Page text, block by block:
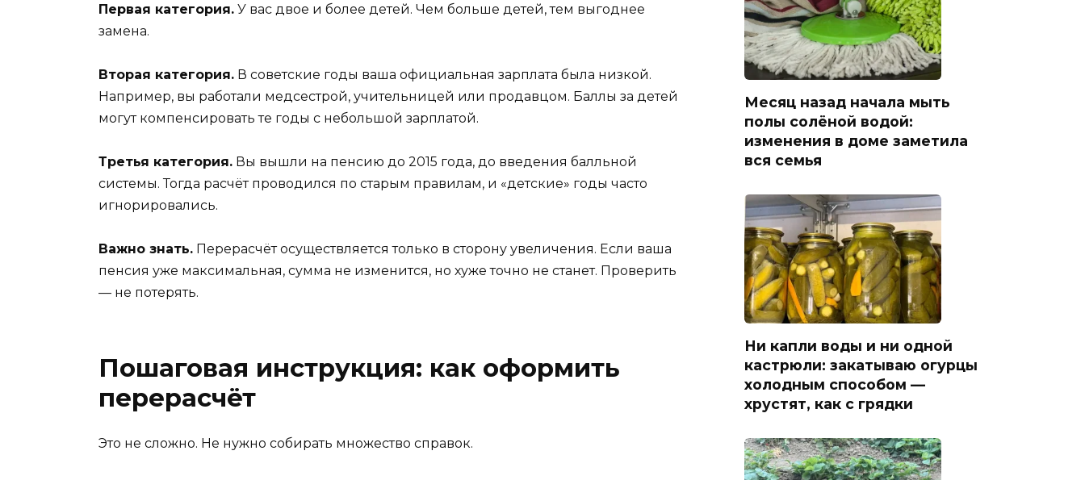
Первая категория. У вас двое и более детей. Чем больше детей, тем выгоднее
замена.
Вторая категория. В советские годы ваша официальная зарплата была низкой.
Например, вы работали медсестрой, учительницей или продавцом. Баллы за детей
могут компенсировать те годы с небольшой зарплатой.
Третья категория. Вы вышли на пенсию до 2015 года, до введения балльной
системы. Тогда расчёт проводился по старым правилам, и «детские» годы часто
игнорировались.
Важно знать. Перерасчёт осуществляется только в сторону увеличения. Если ваша
пенсия уже максимальная, сумма не изменится, но хуже точно не станет. Проверить
— не потерять.
Пошаговая инструкция: как оформить
перерасчёт
Это не сложно. Не нужно собирать множество справок.
Месяц назад начала мыть
полы солёной водой:
изменения в доме заметила
вся семья
Ни капли воды и ни одной
кастрюли: закатываю огурцы
холодным способом —
хрустят, как с грядки